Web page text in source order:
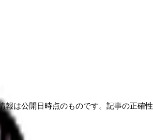
は公開日時点のものです。記事の正確